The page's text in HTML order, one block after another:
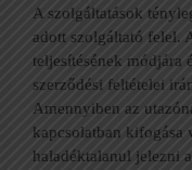
A szolgáltatások
adott szolgáltató felel.
teljesítésének módjára
szerződési feltételei
Amennyiben az
kapcsolatban kifogása
haladéktalanul jelezni